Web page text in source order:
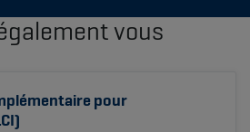
vous
pour